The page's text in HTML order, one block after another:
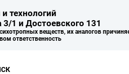
технологий
1 и Достоевского 131
веществ, их аналогов
ответственность